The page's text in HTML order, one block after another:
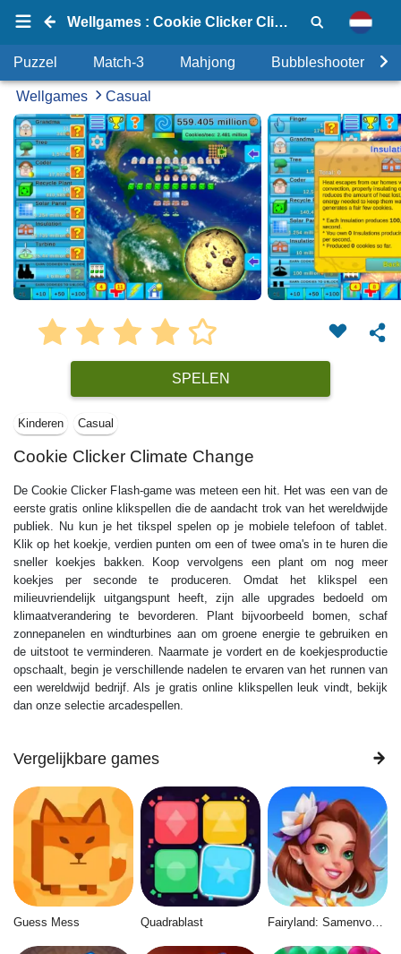
Wellgames : Cookie Clicker Climate Change
Puzzel Match-3 Mahjong Bubbleshooter
Wellgames Casual
SPELEN
Kinderen Casual
Cookie Clicker Climate Change
De Cookie Clicker Flash-game was meteen een hit. Het was een van de
eerste gratis online klikspellen die de aandacht trok van het wereldwijde
publiek. Nu kun je het tikspel spelen op je mobiele telefoon of tablet.
Klik op het koekje, verdien punten om een ​​of twee oma's in te huren die
sneller koekjes bakken. Koop vervolgens een plant om nog meer
koekjes per seconde te produceren. Omdat het klikspel een
milieuvriendelijk uitgangspunt heeft, zijn alle upgrades bedoeld om
klimaatverandering te bevorderen. Plant bijvoorbeeld bomen, schaf
zonnepanelen en windturbines aan om groene energie te gebruiken en
de uitstoot te verminderen. Naarmate je vordert en de koekjesproductie
opschaalt, begin je verschillende nadelen te ervaren van het runnen van
een wereldwijd bedrijf. Als je gratis online klikspellen leuk vindt, bekijk
dan onze selectie arcadespellen.
Vergelijkbare games
Guess Mess Quadrablast Fairyland: Samenvoegen & Magie